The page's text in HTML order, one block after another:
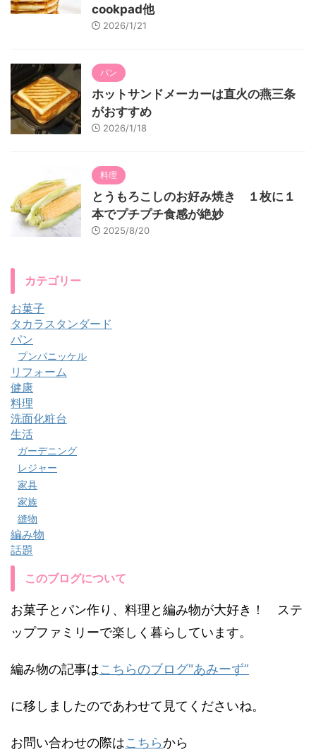
cookpad他
2026/1/21
パン
ホットサンドメーカーは直火の燕三条
がおすすめ
2026/1/18
料理
とうもろこしのお好み焼き １枚に１
本でプチプチ食感が絶妙
2025/8/20
カテゴリー
お菓子
タカラスタンダード
パン
プンパニッケル
リフォーム
健康
料理
洗面化粧台
生活
ガーデニング
レジャー
家具
家族
縫物
編み物
話題
このブログについて
お菓子とパン作り、料理と編み物が大好き！ ステ
ップファミリーで楽しく暮らしています。
編み物の記事はこちらのブログ"あみーず”
に移しましたのであわせて見てくださいね。
お問い合わせの際はこちらから